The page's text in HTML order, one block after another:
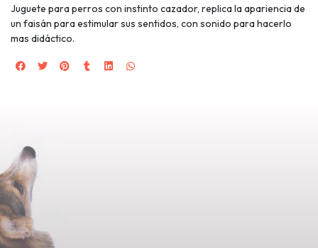
Juguete para perros con instinto cazador, replica la apariencia de
un faisán para estimular sus sentidos, con sonido para hacerlo
mas didáctico.